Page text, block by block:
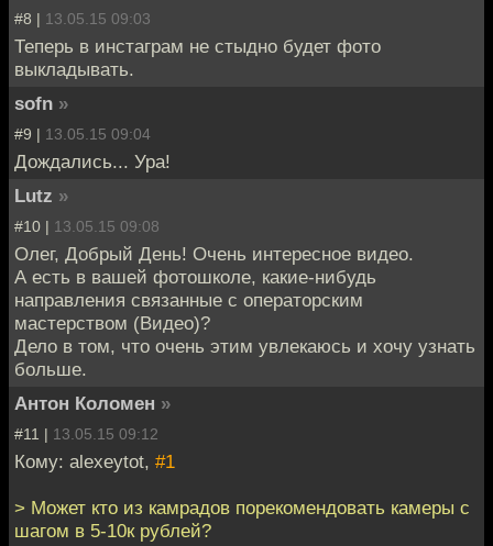
#8 | 13.05.15 09:03
Теперь в инстаграм не стыдно будет фото
выкладывать.
sofn »
#9 | 13.05.15 09:04
Дождались... Ура!
Lutz »
#10 | 13.05.15 09:08
Олег, Добрый День! Очень интересное видео.
А есть в вашей фотошколе, какие-нибудь
направления связанные с операторским
мастерством (Видео)?
Дело в том, что очень этим увлекаюсь и хочу узнать
больше.
Антон Коломен »
#11 | 13.05.15 09:12
Кому: alexeytot, #1
> Может кто из камрадов порекомендовать камеры с
шагом в 5-10к рублей?